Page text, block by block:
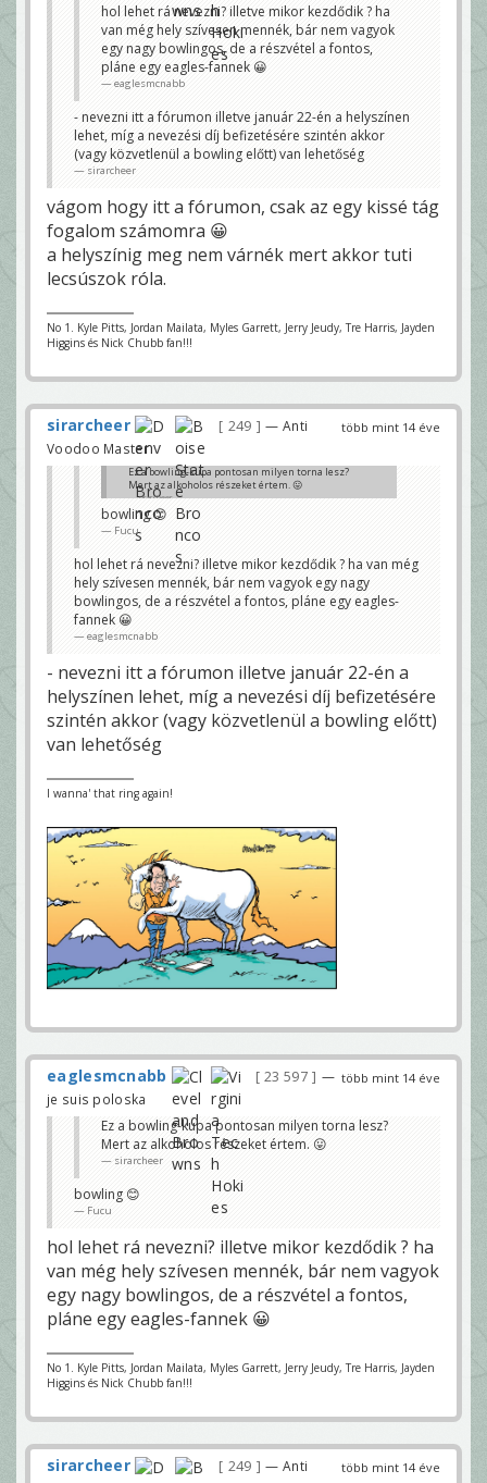
hol lehet rá nevezni? illetve mikor kezdődik ? ha
van még hely szívesen mennék, bár nem vagyok
egy nagy bowlingos, de a részvétel a fontos,
pláne egy eagles-fannek 😀
eaglesmcnabb
- nevezni itt a fórumon illetve január 22-én a helyszínen
lehet, míg a nevezési díj befizetésére szintén akkor
(vagy közvetlenül a bowling előtt) van lehetőség
sirarcheer
vágom hogy itt a fórumon, csak az egy kissé tág
fogalom számomra 😀
a helyszínig meg nem várnék mert akkor tuti
lecsúszok róla.
No 1. Kyle Pitts, Jordan Mailata, Myles Garrett, Jerry Jeudy, Tre Harris, Jayden
Higgins és Nick Chubb fan!!!
több mint 14 éve
sirarcheer 249
— Anti
Voodoo Master
Ez a bowling-kupa pontosan milyen torna lesz?
Mert az alkoholos részeket értem. 😛
sirarcheer
bowling 😊
Fucu
hol lehet rá nevezni? illetve mikor kezdődik ? ha van még
hely szívesen mennék, bár nem vagyok egy nagy
bowlingos, de a részvétel a fontos, pláne egy eagles-
fannek 😀
eaglesmcnabb
- nevezni itt a fórumon illetve január 22-én a
helyszínen lehet, míg a nevezési díj befizetésére
szintén akkor (vagy közvetlenül a bowling előtt)
van lehetőség
I wanna' that ring again!
több mint 14 éve
eaglesmcnabb 23 597
—
je suis poloska
Ez a bowling-kupa pontosan milyen torna lesz?
Mert az alkoholos részeket értem. 😛
sirarcheer
bowling 😊
Fucu
hol lehet rá nevezni? illetve mikor kezdődik ? ha
van még hely szívesen mennék, bár nem vagyok
egy nagy bowlingos, de a részvétel a fontos,
pláne egy eagles-fannek 😀
No 1. Kyle Pitts, Jordan Mailata, Myles Garrett, Jerry Jeudy, Tre Harris, Jayden
Higgins és Nick Chubb fan!!!
több mint 14 éve
sirarcheer 249
— Anti